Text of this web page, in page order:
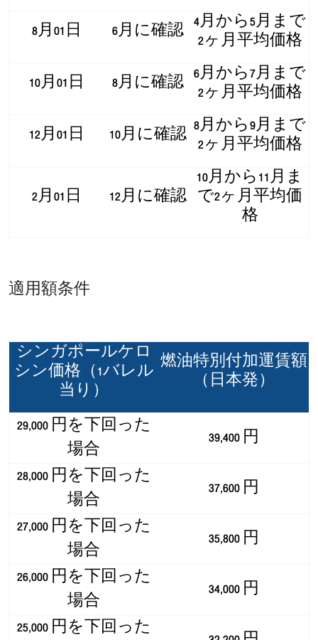
8月01日 6月に確認 4月から5月まで
2ヶ月平均価格
10月01日 8月に確認 6月から7月まで
2ヶ月平均価格
12月01日 10月に確認 8月から9月まで
2ヶ月平均価格
2月01日 12月に確認
10月から11月ま
で2ヶ月平均価
格
適用額条件
シンガポールケロ
シン価格（1バレル
当り）
燃油特別付加運賃額
（日本発）
29,000 円を下回った
場合
39,400 円
28,000 円を下回った
場合
37,600 円
27,000 円を下回った
場合
35,800 円
26,000 円を下回った
場合
34,000 円
25,000 円を下回った